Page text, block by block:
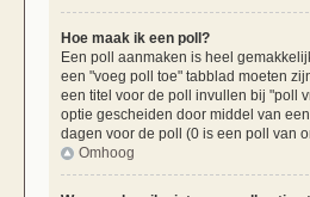
Hoe maak ik een poll?
Een poll aanmaken is heel
een "voeg poll toe" tabblad moeten
een titel voor de poll invullen bij "poll
optie gescheiden door middel van
dagen voor de poll (0 is een poll van
Omhoog